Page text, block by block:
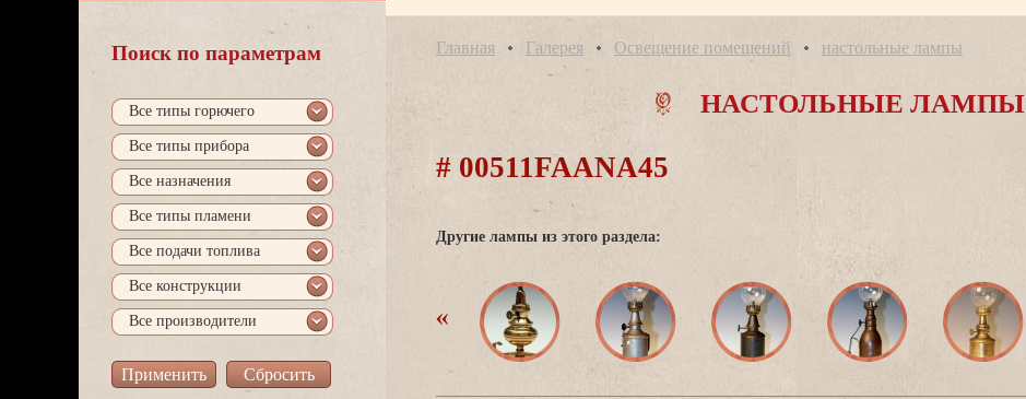
Поиск по параметрам
се типы горючего
се типы прибора
се назначения
се типы пламени
се подачи топлива
се конструкции
се производители
Главная Галерея Освещение помещений настольные лампы
НАСТОЛЬНЫЕ ЛАМПЫ
# 00511FAANA45
Другие лампы из этого раздела: